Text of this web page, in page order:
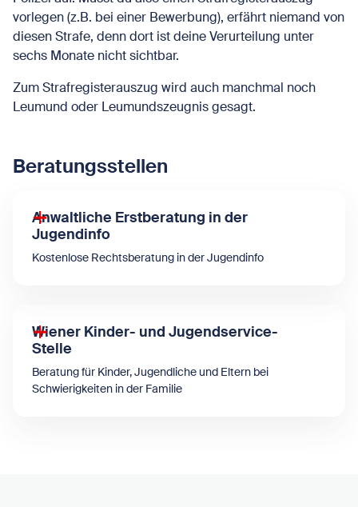
vorlegen (z.B. bei einer Bewerbung), erfährt niemand von
diesen Strafe, denn dort ist deine Verurteilung unter
sechs Monate nicht sichtbar.
Zum Strafregisterauszug wird auch manchmal noch
Leumund oder Leumundszeugnis gesagt.
Beratungsstellen
Anwaltliche Erstberatung in der
Jugendinfo
Kostenlose Rechtsberatung in der Jugendinfo
Wiener Kinder- und Jugendservice-
Stelle
Beratung für Kinder, Jugendliche und Eltern bei
Schwierigkeiten in der Familie